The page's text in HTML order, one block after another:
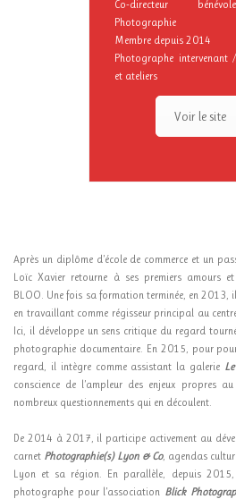
Co-directeur
Photographie
Membre depuis 2014
Photographe intervenant
et ateliers
Voir le site
Après un diplôme d’école de commerce et un
Loïc Xavier retourne à ses premiers amours
BLOO. Une fois sa formation terminée, en 2013, il
en travaillant comme régisseur principal au
Ici, il développe un sens critique du regard
photographie documentaire. En 2015, pour
regard, il intègre comme assistant la galerie
conscience de l’ampleur des enjeux propres
nombreux questionnements qui en découlent.
De 2014 à 2017, il participe activement au
carnet Photographie(s) Lyon & Co, agendas
Lyon et sa région. En parallèle, depuis
photographe pour l’association Blick